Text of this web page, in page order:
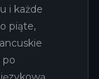
i każde
piąte,
po